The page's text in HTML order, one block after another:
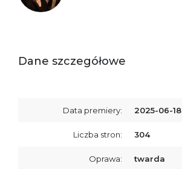
Dane szczegółowe
Data premiery: 2025-06-18
Liczba stron: 304
Oprawa: twarda